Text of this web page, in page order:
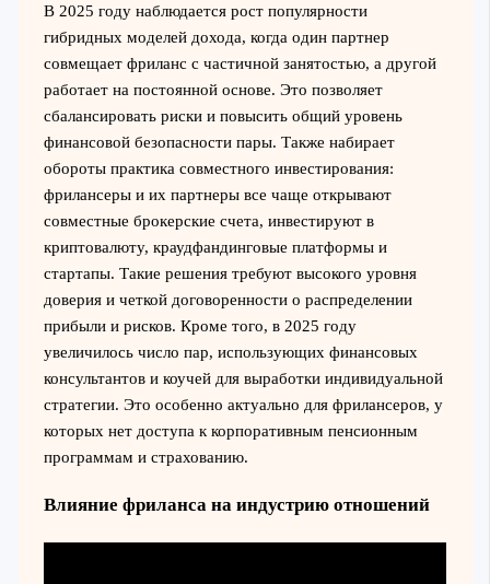
В 2025 году наблюдается рост популярности
гибридных моделей дохода, когда один партнер
совмещает фриланс с частичной занятостью, а другой
работает на постоянной основе. Это позволяет
сбалансировать риски и повысить общий уровень
финансовой безопасности пары. Также набирает
обороты практика совместного инвестирования:
фрилансеры и их партнеры все чаще открывают
совместные брокерские счета, инвестируют в
криптовалюту, краудфандинговые платформы и
стартапы. Такие решения требуют высокого уровня
доверия и четкой договоренности о распределении
прибыли и рисков. Кроме того, в 2025 году
увеличилось число пар, использующих финансовых
консультантов и коучей для выработки индивидуальной
стратегии. Это особенно актуально для фрилансеров, у
которых нет доступа к корпоративным пенсионным
программам и страхованию.
Влияние фриланса на индустрию отношений